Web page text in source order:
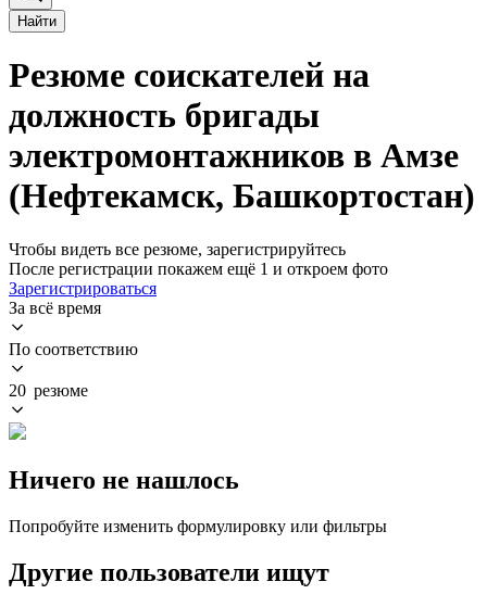
Найти
Резюме соискателей на
должность бригады
электромонтажников в Амзе
(Нефтекамск, Башкортостан)
Чтобы видеть все резюме, зарегистрируйтесь
После регистрации покажем ещё 1 и откроем фото
Зарегистрироваться
За всё время
По соответствию
20 резюме
Ничего не нашлось
Попробуйте изменить формулировку или фильтры
Другие пользователи ищут